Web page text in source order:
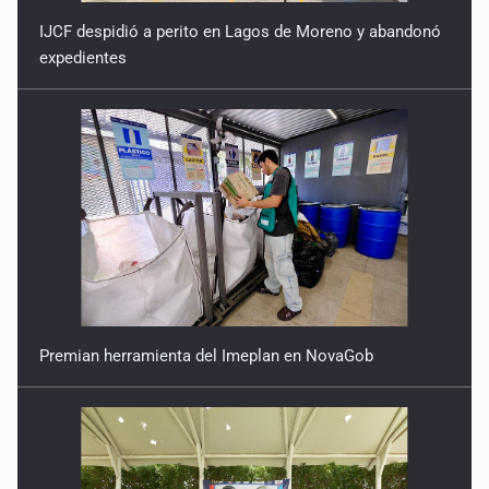
IJCF despidió a perito en Lagos de Moreno y abandonó
expedientes
Premian herramienta del Imeplan en NovaGob